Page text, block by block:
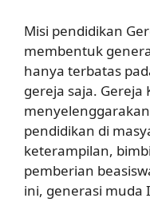
Misi pendidikan
membentuk
hanya terbatas
gereja saja.
pendidikan di
keterampilan,
pemberian
ini, generasi muda